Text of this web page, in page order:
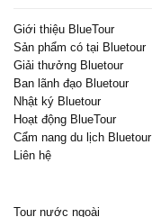
Giới thiệu BlueTour
Sản phẩm có tại Bluetour
Giải thưởng Bluetour
Ban lãnh đạo Bluetour
Nhật ký Bluetour
Hoạt động BlueTour
Cẩm nang du lịch Bluetour
Liên hệ
Tour nước ngoài